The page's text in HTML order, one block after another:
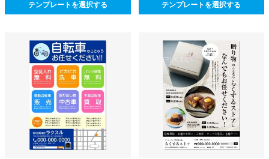
テンプレートを選択する テンプレートを選択する